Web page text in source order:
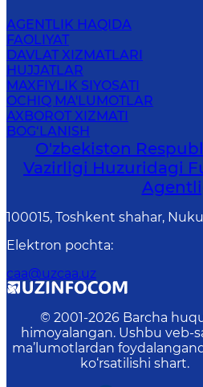
AGENTLIK HAQIDA
FAOLIYAT
DAVLAT XIZMATLARI
HUJJATLAR
MAXFIYLIK SIYOSATI
OCHIQ MA'LUMOTLAR
AXBOROT XIZMATI
BOG‘LANISH
O'zbekiston
Vazirligi Huzuridagi
100015, Toshkent shahar,
Elektron pochta:
caa@uzcaa.uz
© 2001-2026 Barcha
himoyalangan. Ushbu veb-
ma’lumotlardan
ko‘rsatilishi shart.